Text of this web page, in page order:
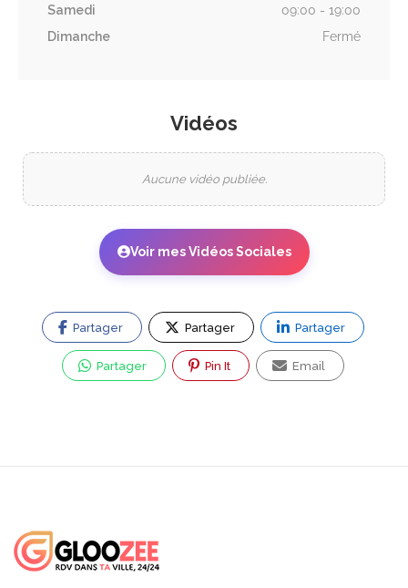
Samedi
09:00 - 19:00
Dimanche
Fermé
Vidéos
Aucune vidéo publiée.
Voir mes Vidéos Sociales
Partager Partager Partager
Partager Pin It Email